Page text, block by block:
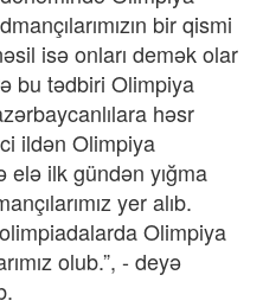
bir qismi
isə onları demək olar
bu tədbiri Olimpiya
həsr
ildən Olimpiya
elə ilk gündən yığma
yer alıb.
Olimpiya
olub.”, - deyə